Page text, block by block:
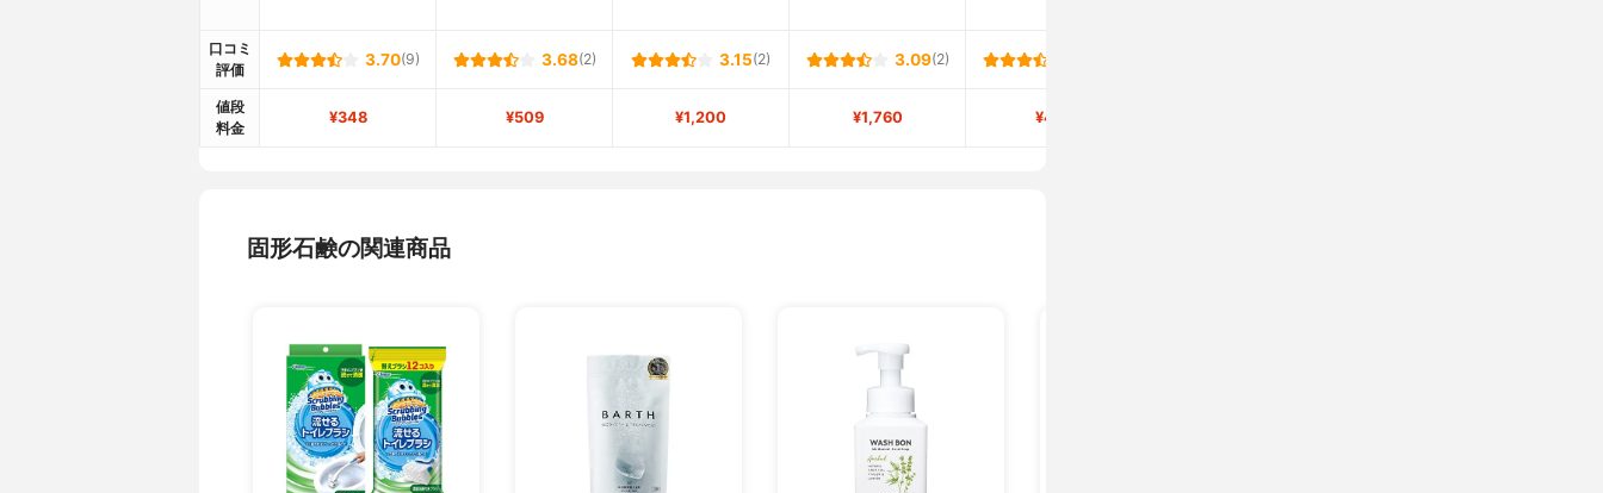
口コミ
評価
3.70(9) 3.68(2) 3.15(2) 3.09(2)
値段
料金
¥348 ¥509 ¥1,200 ¥1,760 ¥427
固形石鹸の関連商品